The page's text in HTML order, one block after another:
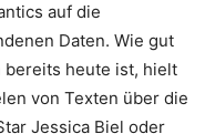
auf die
Daten. Wie gut
bereits heute ist, hielt
von Texten über die
Jessica Biel oder